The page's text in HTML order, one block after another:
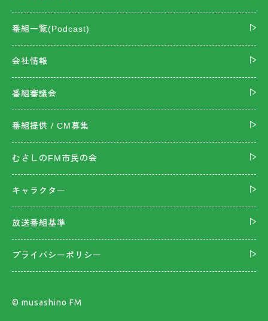
番組一覧(Podcast)
会社情報
番組審議会
番組提供 / CM募集
むさしのFM市民の会
キャラクター
放送番組基準
プライバシーポリシー
©︎ musashino FM